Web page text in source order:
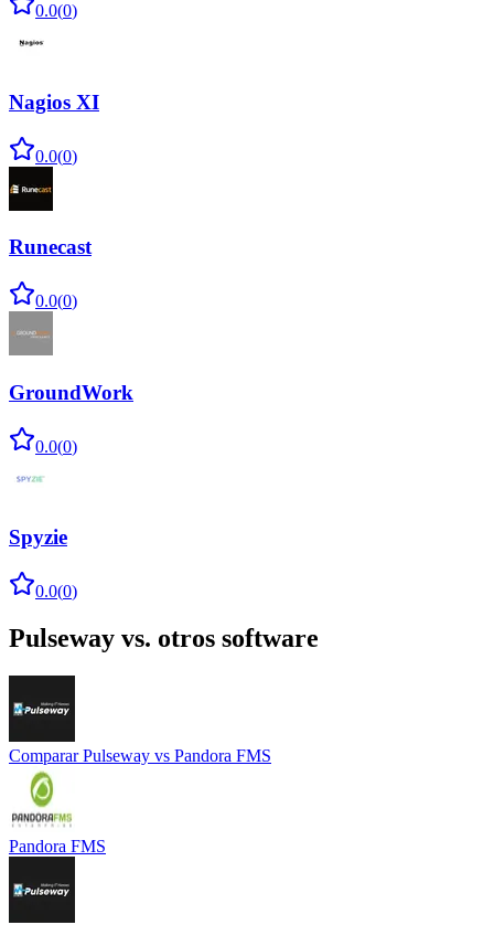
0.0(0)
Nagios XI
0.0(0)
Runecast
0.0(0)
GroundWork
0.0(0)
Spyzie
0.0(0)
Pulseway vs. otros software
Comparar Pulseway vs Pandora FMS
Pandora FMS